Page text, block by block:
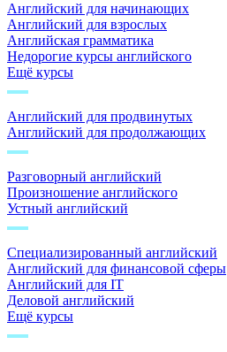
Английский для начинающих
Английский для взрослых
Английская грамматика
Недорогие курсы английского
Ещё курсы
Английский для продвинутых
Английский для продолжающих
Разговорный английский
Произношение английского
Устный английский
Специализированный английский
Английский для финансовой сферы
Английский для IT
Деловой английский
Ещё курсы